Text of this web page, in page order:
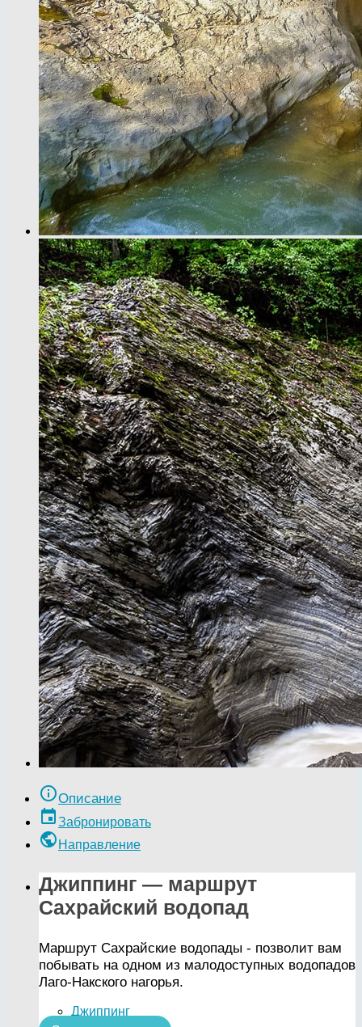
info_outlineОписание
eventЗабронировать
public Направление
Джиппинг — маршрут
Сахрайский водопад
Маршрут Сахрайские водопады - позволит вам
побывать на одном из малодоступных водопадов
Лаго-Накского нагорья.
Джиппинг